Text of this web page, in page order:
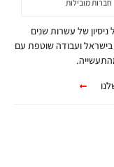
חברות מובילות
של עשרות שנים
בישראל ועבודה שוטפת עם